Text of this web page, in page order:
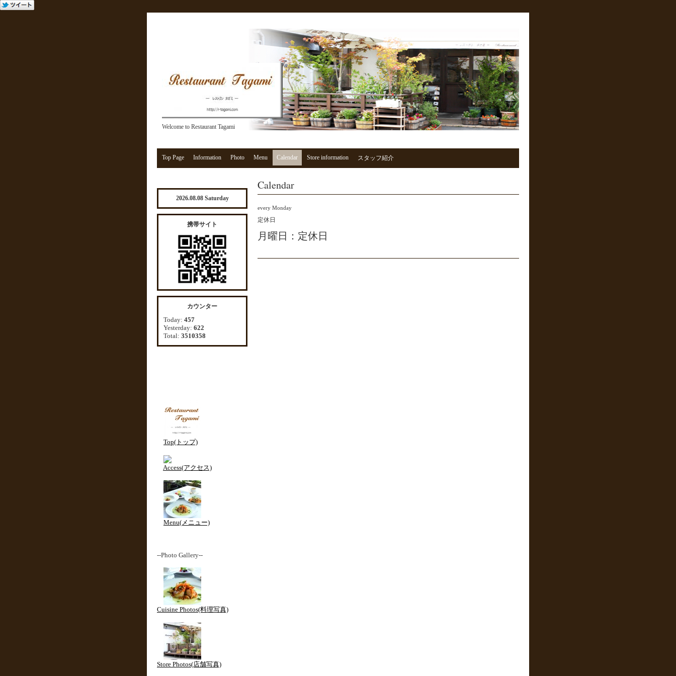
Welcome to Restaurant Tagami
Top Page Information Photo Menu Calendar Store information スタッフ紹介
Calendar
every Monday
定休日
月曜日：定休日
2026.08.08 Saturday
携帯サイト
カウンター
Today: 457
Yesterday: 622
Total: 3510358
Top(トップ)
Access(アクセス)
Menu(メニュー)
--Photo Gallery--
Cuisine Photos(料理写真)
Store Photos(店舗写真)